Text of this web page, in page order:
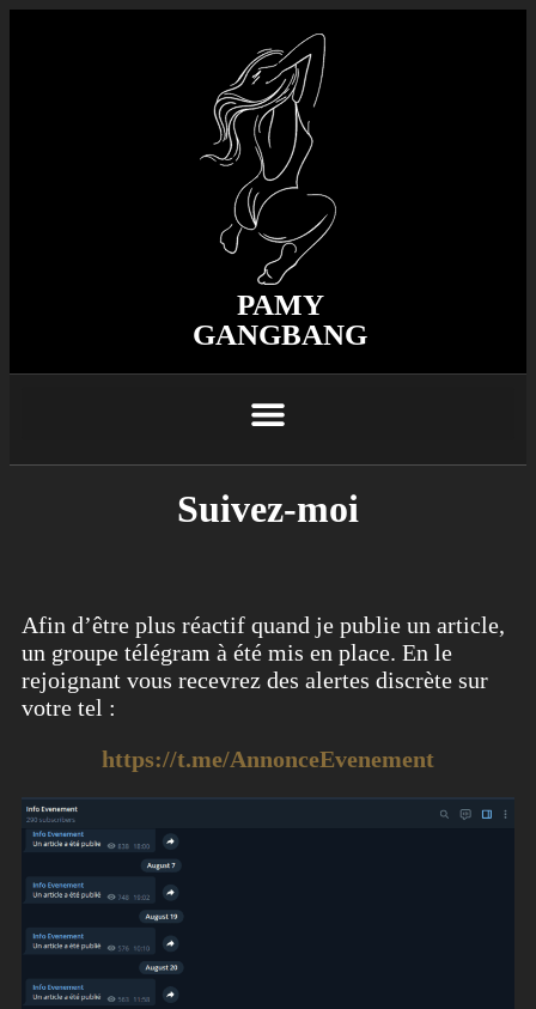
PAMY
GANGBANG
Suivez-moi
Afin d’être plus réactif quand je publie un article,
un groupe télégram à été mis en place. En le
rejoignant vous recevrez des alertes discrète sur
votre tel :
https://t.me/AnnonceEvenement